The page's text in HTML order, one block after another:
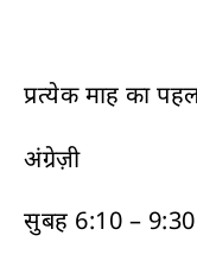
प्रत्येक माह का
अंग्रेज़ी
सुबह 6:10 –